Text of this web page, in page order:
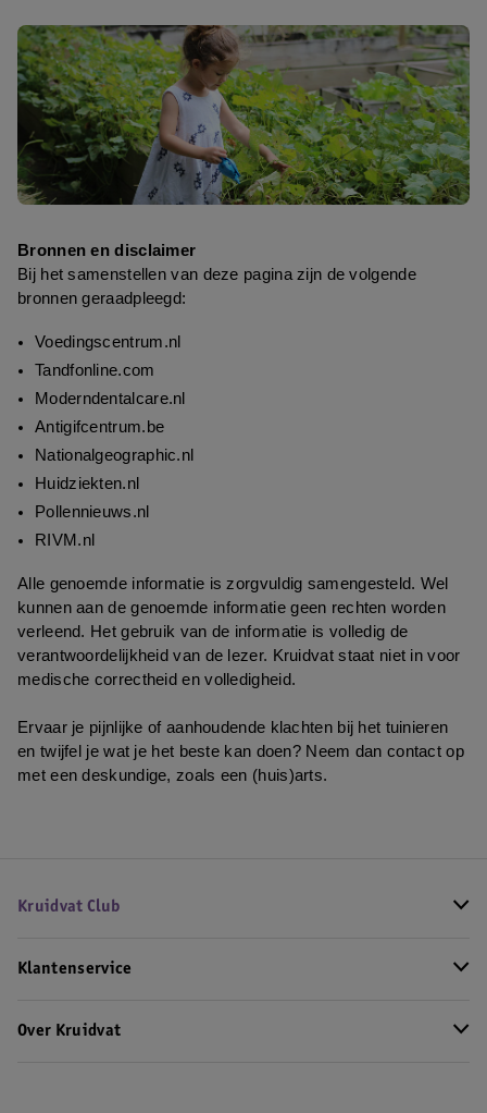
Bronnen en disclaimer
Bij het samenstellen van deze pagina zijn de volgende
bronnen geraadpleegd:​
Voedingscentrum.nl
Tandfonline.com
Moderndentalcare.nl
Antigifcentrum.be
Nationalgeographic.nl
Huidziekten.nl
Pollennieuws.nl
RIVM.nl
Alle genoemde informatie is zorgvuldig samengesteld. Wel
kunnen aan de genoemde informatie geen rechten worden
verleend. Het gebruik van de informatie is volledig de
verantwoordelijkheid van de lezer. Kruidvat staat niet in voor
medische correctheid en volledigheid.
Ervaar je pijnlijke of aanhoudende klachten bij het tuinieren
en twijfel je wat je het beste kan doen? Neem dan contact op
met een deskundige, zoals een (huis)arts.
Kruidvat Club
Klantenservice
Over Kruidvat